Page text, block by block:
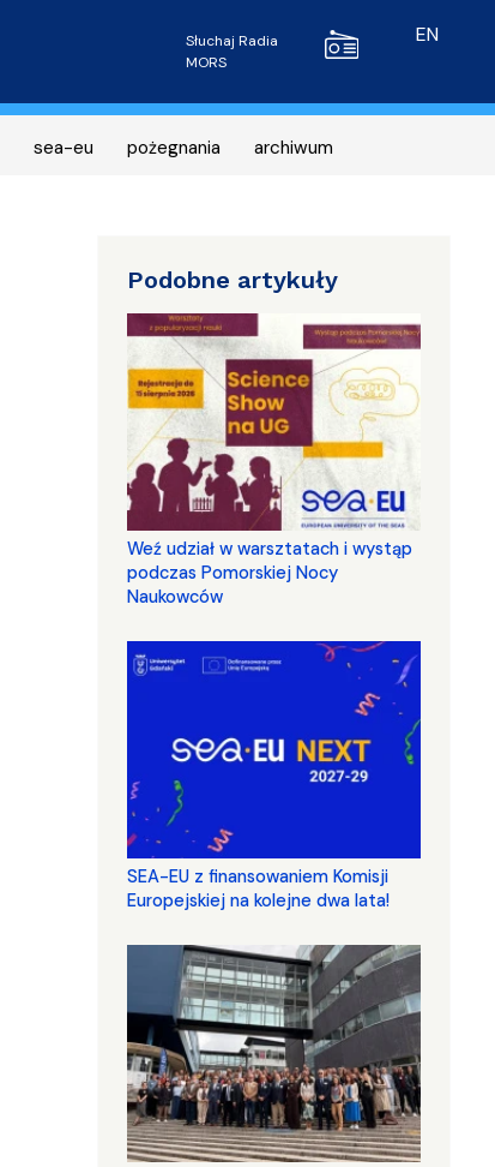
Radio MORS
Słuchaj Radia
MORS
EN
sea-eu pożegnania archiwum
Podobne artykuły
Weź udział w warsztatach i wystąp
podczas Pomorskiej Nocy
Naukowców
SEA-EU z finansowaniem Komisji
Europejskiej na kolejne dwa lata!